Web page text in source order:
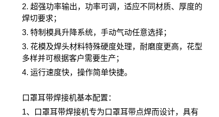
2. 超强功率输出，功率可调，适应不同材质、厚度的
焊切要求；
3. 特制模具升降系统，手动气动任意选择；
3. 花模及焊头材料特殊硬度处理，耐磨度更高，花型
多样并可根据客户需要生产；
4. 运行速度快，操作简单快捷。
口罩耳带焊接机基本配置：
1、口罩耳带焊接机专为口罩耳带点焊而设计，具有